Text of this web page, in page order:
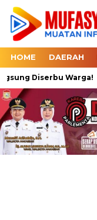
HOME DAERAH
Diserbu Warga!